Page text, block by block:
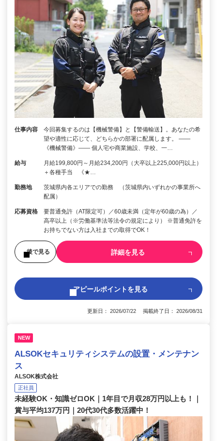
仕事内容
今回募集するのは【機械警備】と【警備輸送】。あなたの希
望や適性に応じて、どちらかの部署に配属します。 ――
《機械警備》―― 個人宅や商業施設、学校、一…
給与
月給199,800円～月給234,200円（大卒以上225,000円以上）
＋各種手当 《★…
勤務地
茨城県内各エリアでの勤務 （茨城県内いずれかの事業所へ
配属）
応募資格
要普通免許（AT限定可）／60歳未満（定年が60歳の為）／
高卒以上（※労働基準法等法令の規定により） ※普通免許を
お持ちでない方は入社までの取得でOK！
後で見る 詳細を見る
アピールポイントを見る
更新日： 2026/07/22 掲載終了日： 2026/08/31
NEW
ALSOKセキュリティシステムの設置・メンテナン
ス
ALSOK株式会社
正社員
未経験OK・知識ゼロOK｜1年目で月収28万円以上も！｜
賞与平均137万円｜20代30代多数活躍中！